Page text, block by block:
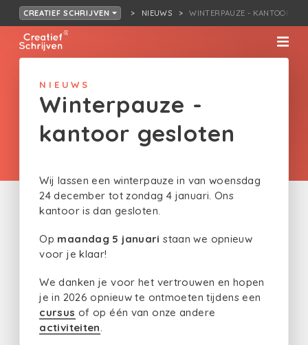
CREATIEF SCHRIJVEN NIEUWS WINTERPAUZE - KANTOOR
NIEUWS
Winterpauze -
kantoor gesloten
Wij lassen een winterpauze in van woensdag
24 december tot zondag 4 januari. Ons
kantoor is dan gesloten.
Op maandag 5 januaristaan we opnieuw
voor je klaar!
We danken je voor het vertrouwen en hopen
je in 2026 opnieuw te ontmoeten tijdens een
cursus of op één van onze andere
activiteiten